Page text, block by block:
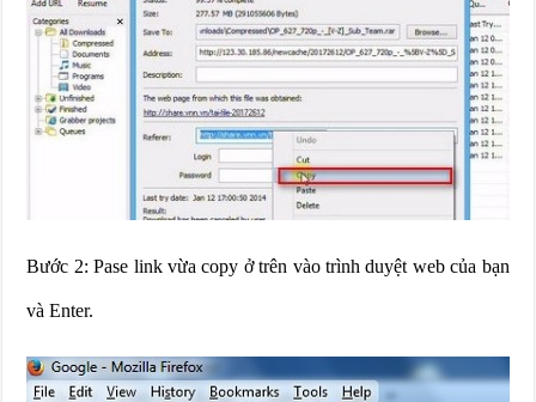
Bước 2: Pase link vừa copy ở trên vào trình duyệt web của bạn
và Enter.